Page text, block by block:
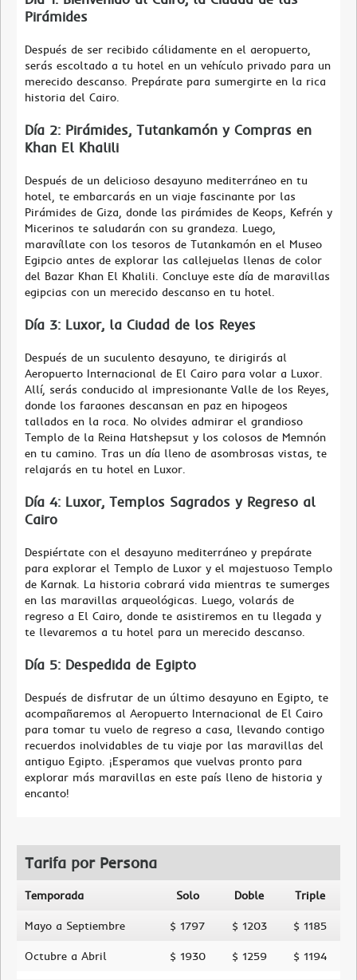
Pirámides
Después de ser recibido cálidamente en el aeropuerto,
serás escoltado a tu hotel en un vehículo privado para un
merecido descanso. Prepárate para sumergirte en la rica
historia del Cairo.
Día 2: Pirámides, Tutankamón y Compras en
Khan El Khalili
Después de un delicioso desayuno mediterráneo en tu
hotel, te embarcarás en un viaje fascinante por las
Pirámides de Giza, donde las pirámides de Keops, Kefrén y
Micerinos te saludarán con su grandeza. Luego,
maravíllate con los tesoros de Tutankamón en el Museo
Egipcio antes de explorar las callejuelas llenas de color
del Bazar Khan El Khalili. Concluye este día de maravillas
egipcias con un merecido descanso en tu hotel.
Día 3: Luxor, la Ciudad de los Reyes
Después de un suculento desayuno, te dirigirás al
Aeropuerto Internacional de El Cairo para volar a Luxor.
Allí, serás conducido al impresionante Valle de los Reyes,
donde los faraones descansan en paz en hipogeos
tallados en la roca. No olvides admirar el grandioso
Templo de la Reina Hatshepsut y los colosos de Memnón
en tu camino. Tras un día lleno de asombrosas vistas, te
relajarás en tu hotel en Luxor.
Día 4: Luxor, Templos Sagrados y Regreso al
Cairo
Despiértate con el desayuno mediterráneo y prepárate
para explorar el Templo de Luxor y el majestuoso Templo
de Karnak. La historia cobrará vida mientras te sumerges
en las maravillas arqueológicas. Luego, volarás de
regreso a El Cairo, donde te asistiremos en tu llegada y
te llevaremos a tu hotel para un merecido descanso.
Día 5: Despedida de Egipto
Después de disfrutar de un último desayuno en Egipto, te
acompañaremos al Aeropuerto Internacional de El Cairo
para tomar tu vuelo de regreso a casa, llevando contigo
recuerdos inolvidables de tu viaje por las maravillas del
antiguo Egipto. ¡Esperamos que vuelvas pronto para
explorar más maravillas en este país lleno de historia y
encanto!
Tarifa por Persona
Temporada Solo Doble Triple
Mayo a Septiembre $ 1797 $ 1203 $ 1185
Octubre a Abril $ 1930 $ 1259 $ 1194